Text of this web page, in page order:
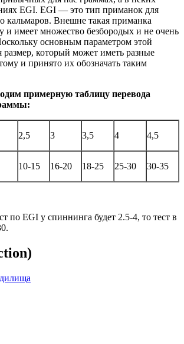
EGI. EGI — это тип приманок для
кальмаров. Внешне такая приманка
и имеет множество безбородых и не очень
основным параметром этой
размер, который может иметь разные
и принято их обозначать таким
примерную таблицу перевода
2,5 3 3,5 4 4,5
10-15 16-20 18-25 25-30 30-35
по EGI у спиннинга будет 2.5-4, то тест в